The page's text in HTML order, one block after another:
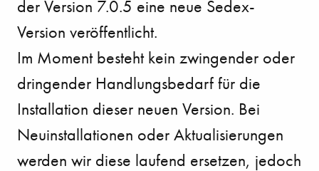
der Version 7.0.5 eine neue Sedex-
Version veröffentlicht.
Im Moment besteht kein zwingender oder
dringender Handlungsbedarf für die
Installation dieser neuen Version. Bei
Neuinstallationen oder Aktualisierungen
werden wir diese laufend ersetzen, jedoch